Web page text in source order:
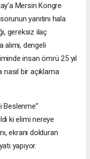
Mersin Kongre
yanıtını hala
gereksiz ilaç
dengeli
insan ömrü 25 yıl
bir açıklama
Beslenme”
ki elimi nereye
ekranı dolduran
yapıyor.